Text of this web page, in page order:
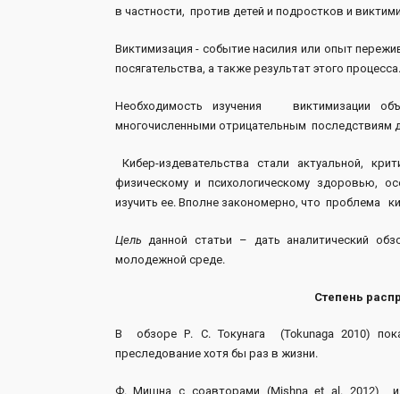
в частности, против детей и подростков и
Виктимизация - событие насилия или опыт
посягательства, а также результат этого
Необходимость изучения виктимизации
многочисленными отрицательным последствиям
Кибер-издевательства стали актуальной,
физическому и психологическому здоровью,
изучить ее. Вполне закономерно, что проблема
Цель данной статьи – дать аналитический
молодежной среде.
Степень
В обзоре Р. С. Токунага (Tokunaga 2010)
преследование хотя бы раз в жизни.
Ф. Мишна с соавторами (Mishna et al. 2012)